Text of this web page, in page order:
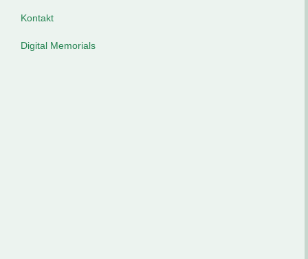
Kontakt
Digital Memorials